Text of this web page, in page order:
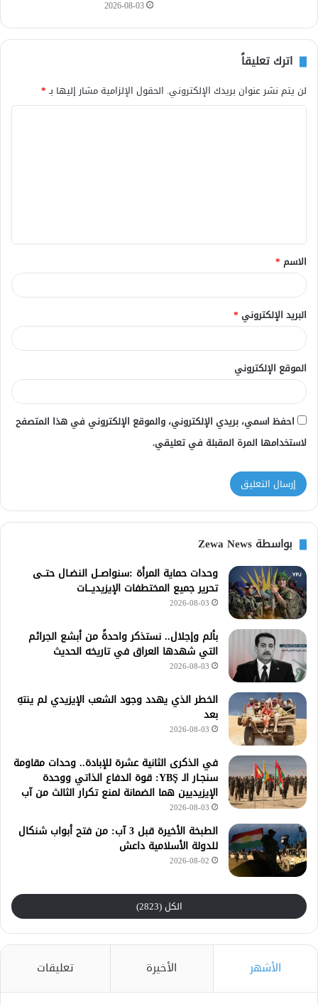
2026-08-03
اترك تعليقاً
لن يتم نشر عنوان بريدك الإلكتروني. الحقول الإلزامية مشار إليها بـ*
ق
*
الاسم *
البريد الإلكتروني *
الموقع الإلكتروني
احفظ اسمي، بريدي الإلكتروني، والموقع الإلكتروني في هذا المتصفح
لاستخدامها المرة المقبلة في تعليقي.
بواسطة Zewa News
وحدات حماية المرأة :سنواصــل النضـال حتــى
تحرير جميع المختطفات الإيزيديـــات
2026-08-03
بألم وإجلال.. نستذكر واحدةً من أبشع الجرائم
التي شهدها العراق في تاريخه الحديث
2026-08-03
الخطر الذي يهدد وجود الشعب الإيزيدي لم ينتهِ
بعد
2026-08-03
في الذكرى الثانية عشرة للإبادة.. وحدات مقاومة
سنجـار الـ YBŞ: قوة الدفاع الذاتي ووحدة
الإيزيديين هما الضمانة لمنع تكرار الثالث من آب
2026-08-03
الطبخة الأخيرة قبل 3 آب: من فتح أبواب شنكال
للدولة الأسلامية داعش
2026-08-02
الكل (2823)
الأشهر الأخيرة تعليقات